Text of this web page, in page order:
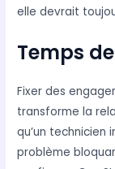
elle devrait
Temps
Fixer des
transforme la
qu’un technicien
problème